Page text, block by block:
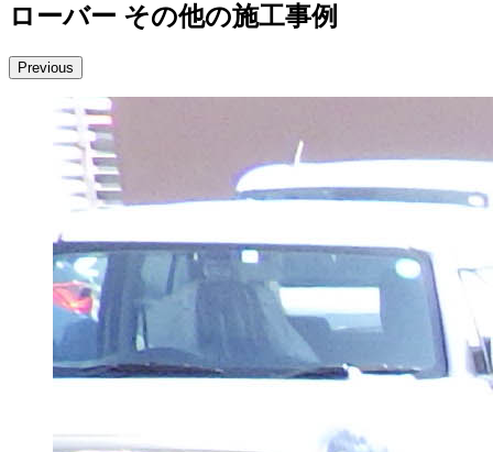
ローバー その他の施工事例
Previous